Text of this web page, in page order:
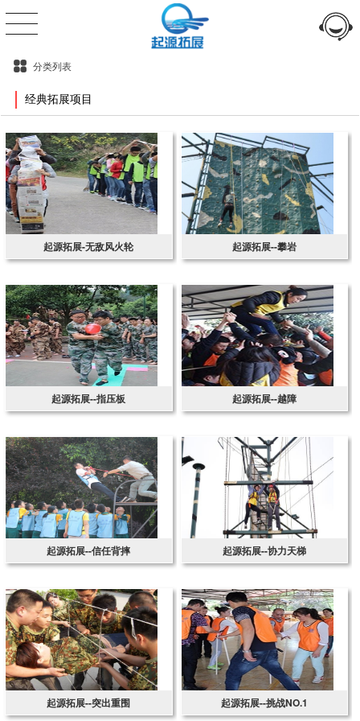
分类列表
经典拓展项目
起源拓展-无敌风火轮 起源拓展--攀岩
起源拓展--指压板​ 起源拓展--越障
起源拓展--信任背摔 起源拓展--协力天梯
起源拓展--突出重围 起源拓展--挑战NO.1